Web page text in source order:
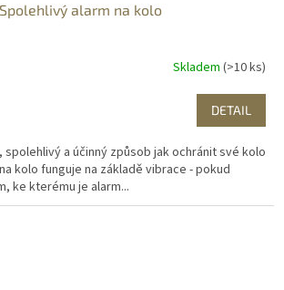
Spolehlivý alarm na kolo
Skladem (>10 ks)
DETAIL
a účinný způsob jak ochránit své kolo
kolo funguje na základě vibrace - pokud
ke kterému je alarm...